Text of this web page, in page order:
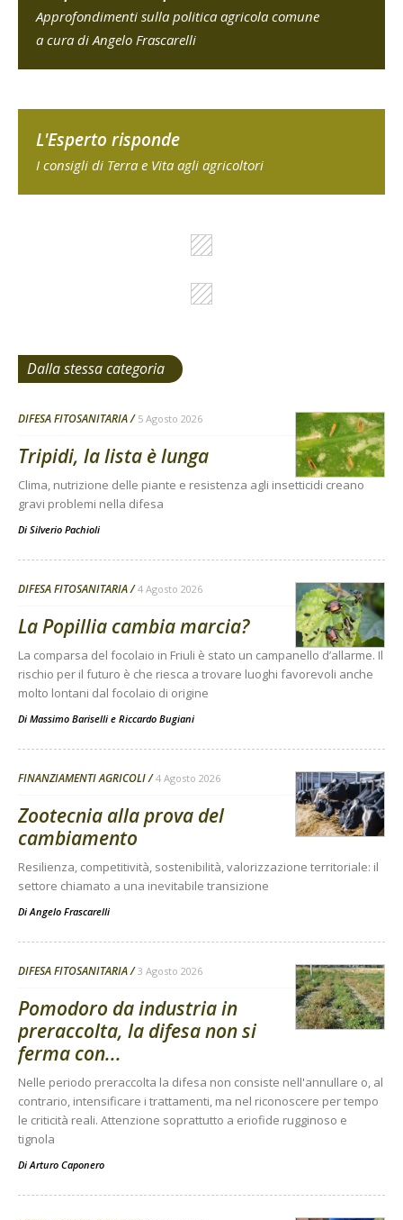
Approfondimenti sulla politica agricola comune
a cura di Angelo Frascarelli
L'Esperto risponde
I consigli di Terra e Vita agli agricoltori
Dalla stessa categoria
DIFESA FITOSANITARIA 5 Agosto 2026
Tripidi, la lista è lunga
Clima, nutrizione delle piante e resistenza agli insetticidi creano
gravi problemi nella difesa
Di Silverio Pachioli
DIFESA FITOSANITARIA 4 Agosto 2026
La Popillia cambia marcia?
La comparsa del focolaio in Friuli è stato un campanello d’allarme. Il
rischio per il futuro è che riesca a trovare luoghi favorevoli anche
molto lontani dal focolaio di origine
Di Massimo Bariselli e Riccardo Bugiani
FINANZIAMENTI AGRICOLI 4 Agosto 2026
Zootecnia alla prova del
cambiamento
Resilienza, competitività, sostenibilità, valorizzazione territoriale: il
settore chiamato a una inevitabile transizione
DiAngelo Frascarelli
DIFESA FITOSANITARIA 3 Agosto 2026
Pomodoro da industria in
preraccolta, la difesa non si
ferma con...
Nelle periodo preraccolta la difesa non consiste nell'annullare o, al
contrario, intensificare i trattamenti, ma nel riconoscere per tempo
le criticità reali. Attenzione soprattutto a eriofide rugginoso e
tignola
DiArturo Caponero